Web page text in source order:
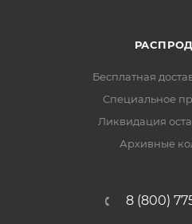
Бесплатная
Специальное
Ликвидация
Архивные
8 (800)